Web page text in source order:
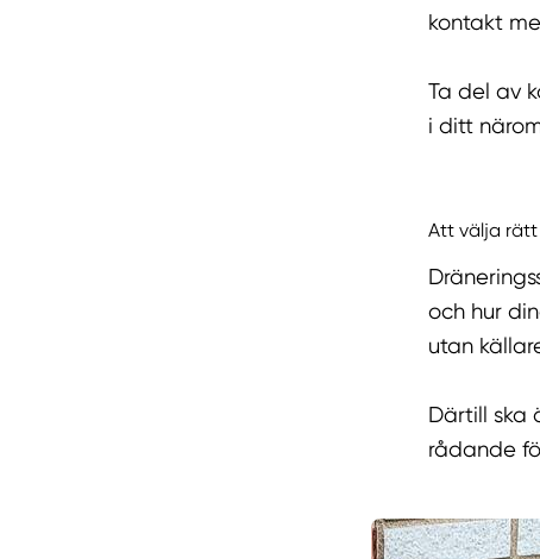
kontakt
Ta del av
i ditt
Att välja rätt
och hur
utan
Därtill ska
rådande